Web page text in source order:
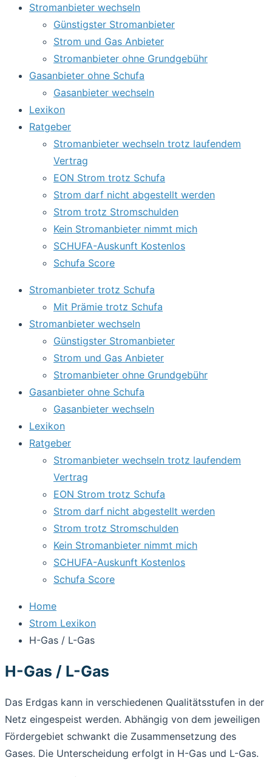
Stromanbieter wechseln
Günstigster Stromanbieter
Strom und Gas Anbieter
Stromanbieter ohne Grundgebühr
Gasanbieter ohne Schufa
Gasanbieter wechseln
Lexikon
Ratgeber
Stromanbieter wechseln trotz laufendem
Vertrag
EON Strom trotz Schufa
Strom darf nicht abgestellt werden
Strom trotz Stromschulden
Kein Stromanbieter nimmt mich
SCHUFA-Auskunft Kostenlos
Schufa Score
Stromanbieter trotz Schufa
Mit Prämie trotz Schufa
Stromanbieter wechseln
Günstigster Stromanbieter
Strom und Gas Anbieter
Stromanbieter ohne Grundgebühr
Gasanbieter ohne Schufa
Gasanbieter wechseln
Lexikon
Ratgeber
Stromanbieter wechseln trotz laufendem
Vertrag
EON Strom trotz Schufa
Strom darf nicht abgestellt werden
Strom trotz Stromschulden
Kein Stromanbieter nimmt mich
SCHUFA-Auskunft Kostenlos
Schufa Score
Home
Strom Lexikon
H-Gas / L-Gas
H-Gas / L-Gas
Das Erdgas kann in verschiedenen Qualitätsstufen in der
Netz eingespeist werden. Abhängig von dem jeweiligen
Fördergebiet schwankt die Zusammensetzung des
Gases. Die Unterscheidung erfolgt in H-Gas und L-Gas.